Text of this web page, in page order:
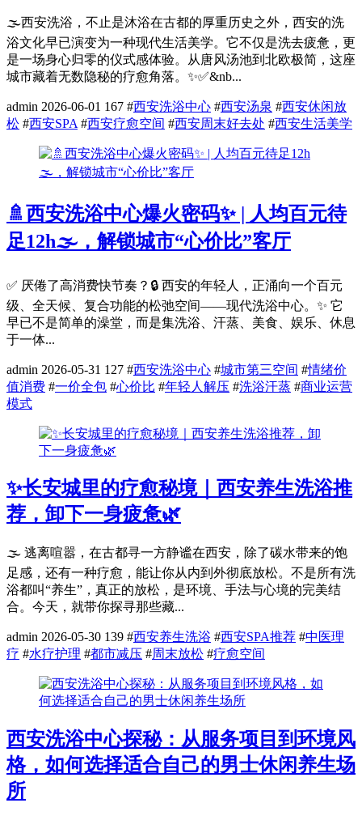
🌫️西安洗浴，不止是沐浴在古都的厚重历史之外，西安的洗
浴文化早已演变为一种现代生活美学。它不仅是洗去疲惫，更
是一场身心归零的仪式感体验。从唐风汤池到北欧极简，这座
城市藏着无数隐秘的疗愈角落。✨✅&nb...
admin 2026-06-01 167 #西安洗浴中心 #西安汤泉 #西安休闲放
松 #西安SPA #西安疗愈空间 #西安周末好去处 #西安生活美学
🚿西安洗浴中心爆火密码✨ | 人均百元待
足12h🌫️，解锁城市“心价比”客厅
✅ 厌倦了高消费快节奏？🔒 西安的年轻人，正涌向一个百元
级、全天候、复合功能的松弛空间——现代洗浴中心。✨ 它
早已不是简单的澡堂，而是集洗浴、汗蒸、美食、娱乐、休息
于一体...
admin 2026-05-31 127 #西安洗浴中心 #城市第三空间 #情绪价
值消费 #一价全包 #心价比 #年轻人解压 #洗浴汗蒸 #商业运营
模式
✨长安城里的疗愈秘境｜西安养生洗浴推
荐，卸下一身疲惫🌿
🌫️ 逃离喧嚣，在古都寻一方静谧在西安，除了碳水带来的饱
足感，还有一种疗愈，能让你从内到外彻底放松。不是所有洗
浴都叫“养生”，真正的放松，是环境、手法与心境的完美结
合。今天，就带你探寻那些藏...
admin 2026-05-30 139 #西安养生洗浴 #西安SPA推荐 #中医理
疗 #水疗护理 #都市减压 #周末放松 #疗愈空间
西安洗浴中心探秘：从服务项目到环境风
格，如何选择适合自己的男士休闲养生场
所